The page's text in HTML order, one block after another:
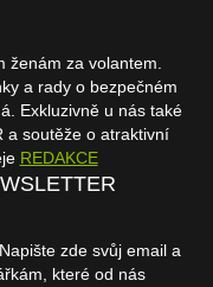
ženám za volantem.
a rady o bezpečném
Exkluzivně u nás také
a soutěže o atraktivní
REDAKCE
zde svůj email a
které od nás